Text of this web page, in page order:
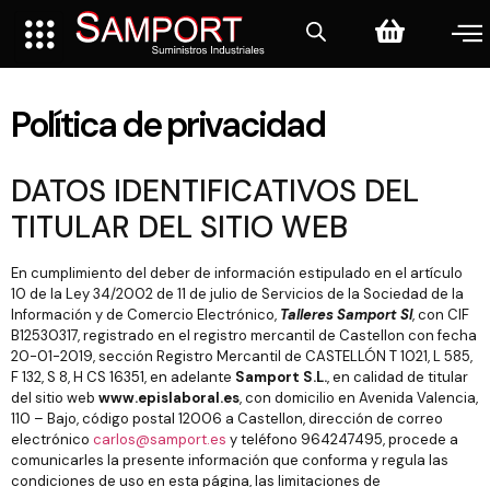
Política de privacidad
DATOS IDENTIFICATIVOS DEL
TITULAR DEL SITIO WEB
En cumplimiento del deber de información estipulado en el artículo
10 de la Ley 34/2002 de 11 de julio de Servicios de la Sociedad de la
Información y de Comercio Electrónico, Talleres Samport Sl, con CIF
B12530317, registrado en el registro mercantil de Castellon con fecha
20-01-2019, sección Registro Mercantil de CASTELLÓN T 1021, L 585,
F 132, S 8, H CS 16351, en adelante Samport S.L., en calidad de titular
del sitio web www.epislaboral.es, con domicilio en Avenida Valencia,
110 – Bajo, código postal 12006 a Castellon, dirección de correo
electrónico carlos@samport.es y teléfono 964247495, procede a
comunicarles la presente información que conforma y regula las
condiciones de uso en esta página, las limitaciones de